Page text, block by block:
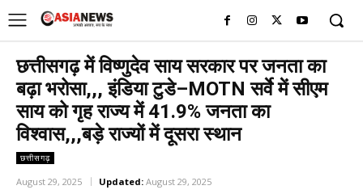
छत्तीसगढ़ में विष्णुदेव साय सरकार पर जनता का
बढ़ा भरोसा,,, इंडिया टुडे–MOTN सर्वे में सीएम
साय को गृह राज्य में 41.9% जनता का
विश्वास,,,बड़े राज्यों में दूसरा स्थान
छत्तीसगढ़
August 29, 2025 Updated: August 29, 2025